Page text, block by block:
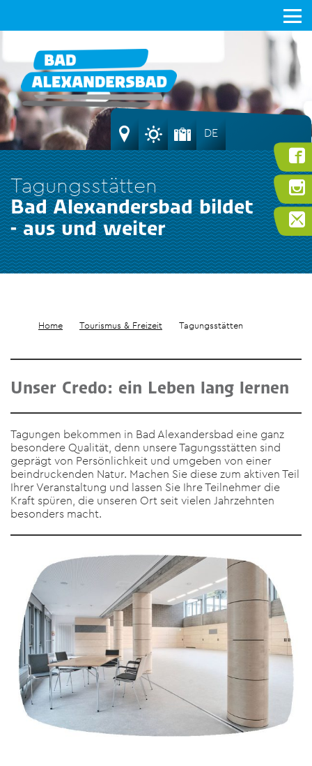
Tagungsstätten
Bad Alexandersbad bildet
- aus und weiter
DE
Home Tourismus & Freizeit Tagungsstätten
Unser Credo: ein Leben lang lernen
Tagungen bekommen in Bad Alexandersbad eine ganz
besondere Qualität, denn unsere Tagungsstätten sind
geprägt von Persönlichkeit und umgeben von einer
beindruckenden Natur. Machen Sie diese zum aktiven Teil
Ihrer Veranstaltung und lassen Sie Ihre Teilnehmer die
Kraft spüren, die unseren Ort seit vielen Jahrzehnten
besonders macht.